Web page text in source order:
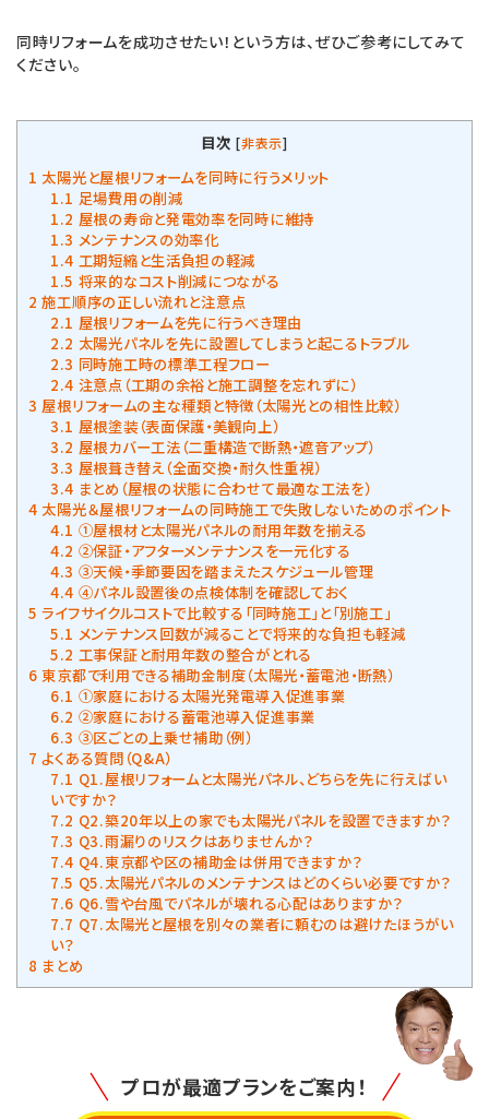
同時リフォームを成功させたい！という方は、ぜひご参考にしてみて
ください。
目次 [非表示]
1 太陽光と屋根リフォームを同時に行うメリット
1.1 足場費用の削減
1.2 屋根の寿命と発電効率を同時に維持
1.3 メンテナンスの効率化
1.4 工期短縮と生活負担の軽減
1.5 将来的なコスト削減につながる
2 施工順序の正しい流れと注意点
2.1 屋根リフォームを先に行うべき理由
2.2 太陽光パネルを先に設置してしまうと起こるトラブル
2.3 同時施工時の標準工程フロー
2.4 注意点（工期の余裕と施工調整を忘れずに）
3 屋根リフォームの主な種類と特徴（太陽光との相性比較）
3.1 屋根塗装（表面保護・美観向上）
3.2 屋根カバー工法（二重構造で断熱・遮音アップ）
3.3 屋根葺き替え（全面交換・耐久性重視）
3.4 まとめ（屋根の状態に合わせて最適な工法を）
4 太陽光＆屋根リフォームの同時施工で失敗しないためのポイント
4.1 ①屋根材と太陽光パネルの耐用年数を揃える
4.2 ②保証・アフターメンテナンスを一元化する
4.3 ③天候・季節要因を踏まえたスケジュール管理
4.4 ④パネル設置後の点検体制を確認しておく
5 ライフサイクルコストで比較する「同時施工」と「別施工」
5.1 メンテナンス回数が減ることで将来的な負担も軽減
5.2 工事保証と耐用年数の整合がとれる
6 東京都で利用できる補助金制度（太陽光・蓄電池・断熱）
6.1 ①家庭における太陽光発電導入促進事業
6.2 ②家庭における蓄電池導入促進事業
6.3 ③区ごとの上乗せ補助（例）
7 よくある質問（Q&A）
7.1 Q1.屋根リフォームと太陽光パネル、どちらを先に行えばい
いですか？
7.2 Q2.築20年以上の家でも太陽光パネルを設置できますか？
7.3 Q3.雨漏りのリスクはありませんか？
7.4 Q4.東京都や区の補助金は併用できますか？
7.5 Q5.太陽光パネルのメンテナンスはどのくらい必要ですか？
7.6 Q6.雪や台風でパネルが壊れる心配はありますか？
7.7 Q7.太陽光と屋根を別々の業者に頼むのは避けたほうがい
い？
8 まとめ
プロが最適プランをご案内！